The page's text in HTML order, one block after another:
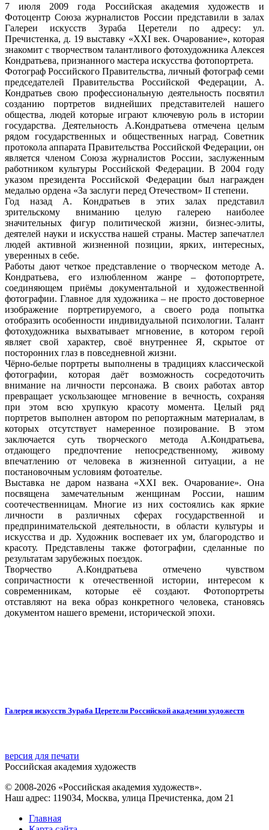
7 июля 2009 года Российская академия художеств и
Фотоцентр Союза журналистов России представили в залах
Галереи искусств Зураба Церетели по адресу: ул.
Пречистенка, д. 19 выставку «ХХI век. Очарование», которая
знакомит с творчеством талантливого фотохудожника Алексея
Кондратьева, признанного мастера искусства фотопортрета.
Фотограф Российского Правительства, личный фотограф семи
председателей Правительства Российской Федерации, А.
Кондратьев свою профессиональную деятельность посвятил
созданию портретов виднейших представителей нашего
общества, людей которые играют ключевую роль в истории
государства. Деятельность А.Кондратьева отмечена целым
рядом государственных и общественных наград. Советник
протокола аппарата Правительства Российской Федерации, он
является членом Союза журналистов России, заслуженным
работником культуры Российской Федерации. В 2004 году
указом президента Российской Федерации был награжден
медалью ордена «За заслуги перед Отечеством» II степени.
Год назад А. Кондратьев в этих залах представил
зрительскому вниманию целую галерею наиболее
значительных фигур политической жизни, бизнес-элиты,
деятелей науки и искусства нашей страны. Мастер запечатлел
людей активной жизненной позиции, ярких, интересных,
уверенных в себе.
Работы дают четкое представление о творческом методе А.
Кондратьева, его излюбленном жанре – фотопортрете,
соединяющем приёмы документальной и художественной
фотографии. Главное для художника – не просто достоверное
изображение портретируемого, а своего рода попытка
отобразить особенности индивидуальной психологии. Талант
фотохудожника выхватывает мгновение, в котором герой
являет свой характер, своё внутреннее Я, скрытое от
посторонних глаз в повседневной жизни.
Чёрно-белые портреты выполнены в традициях классической
фотографии, которая даёт возможность сосредоточить
внимание на личности персонажа. В своих работах автор
превращает ускользающее мгновение в вечность, сохраняя
при этом всю хрупкую красоту момента. Целый ряд
портретов выполнен автором по репортажным материалам, в
которых отсутствует намеренное позирование. В этом
заключается суть творческого метода А.Кондратьева,
отдающего предпочтение непосредственному, живому
впечатлению от человека в жизненной ситуации, а не
постановочным условиям фотоателье.
Выставка не даром названа «ХХI век. Очарование». Она
посвящена замечательным женщинам России, нашим
соотечественницам. Многие из них состоялись как яркие
личности в различных сферах государственной и
предпринимательской деятельности, в области культуры и
искусства и др. Художник воспевает их ум, благородство и
красоту. Представлены также фотографии, сделанные по
результатам зарубежных поездок.
Творчество А.Кондратьева отмечено чувством
сопричастности к отечественной истории, интересом к
современникам, которые её создают. Фотопортреты
отставляют на века образ конкретного человека, становясь
документом нашего времени, исторической эпохи.
Галерея искусств Зураба Церетели Российской академии художеств
версия для печати
Российская академия художеств
© 2008-2026 «Российская академия художеств».
Наш адрес: 119034, Москва, улица Пречистенка, дом 21
Главная